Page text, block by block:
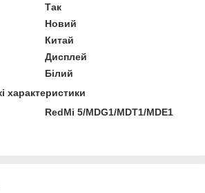
Так
Новий
Китай
Дисплей
Білий
характеристики
RedMi 5/MDG1/MDT1/MDE1